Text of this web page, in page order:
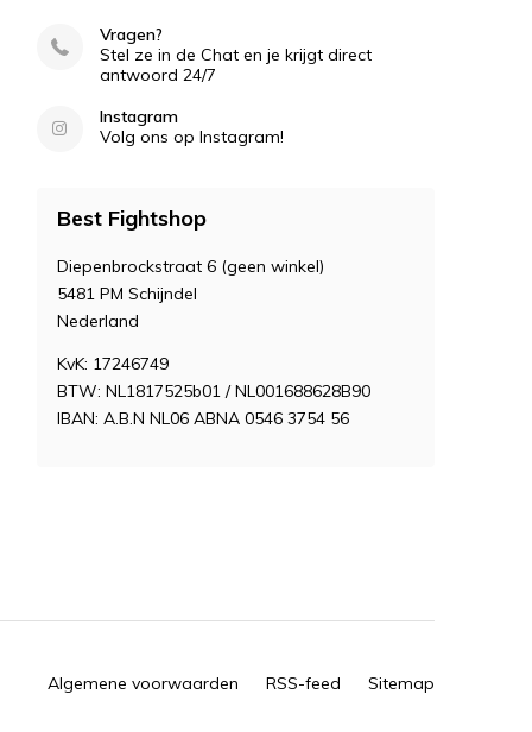
Vragen?
Stel ze in de Chat en je krijgt direct
antwoord 24/7
Instagram
Volg ons op Instagram!
Best Fightshop
Diepenbrockstraat 6 (geen winkel)
5481 PM Schijndel
Nederland
KvK: 17246749
BTW: NL1817525b01 / NL001688628B90
IBAN: A.B.N NL06 ABNA 0546 3754 56
Algemene voorwaarden RSS-feed Sitemap